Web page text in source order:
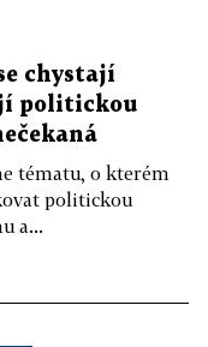
chystají
politickou
tématu, o kterém
politickou
a...